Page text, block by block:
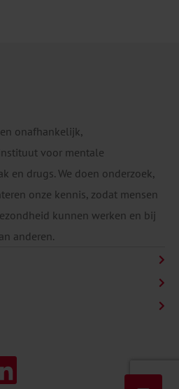
onafhankelijk,
voor mentale
en drugs. We doen onderzoek,
onze kennis, zodat mensen
kunnen werken en bij
anderen.